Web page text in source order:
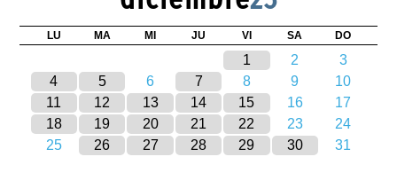
LU MA MI JU VI SA DO
1 2
3
4
5 6 7 8 9
10
11
12 13 14 15 16
17
18
19 20 21 22 23
24
25
26 27 28 29 30 31